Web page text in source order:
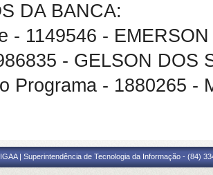
DA BANCA:
- 1149546 -
- GELSON DOS
Programa - 1880265 -
| Superintendência de Tecnologia da Informação - (84)